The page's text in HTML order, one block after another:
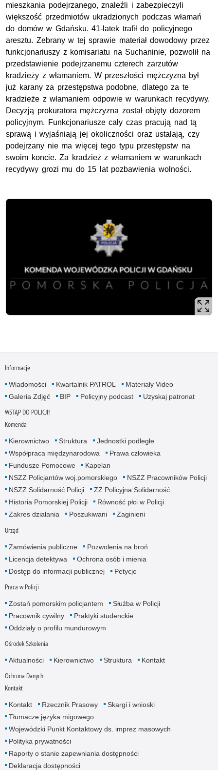
mieszkania podejrzanego, znaleźli i zabezpieczyli
większość przedmiotów ukradzionych podczas włamań
do domów w Gdańsku. 41-latek trafił do policyjnego
aresztu. Zebrany w tej sprawie materiał dowodowy przez
funkcjonariuszy z komisariatu na Suchaninie, pozwolił na
przedstawienie podejrzanemu czterech zarzutów
kradzieży z włamaniem. W przeszłości mężczyzna był
już karany za przestępstwa podobne, dlatego za te
kradzieże z włamaniem odpowie w warunkach recydywy.
Decyzją prokuratora mężczyzna został objęty dozorem
policyjnym. Funkcjonariusze cały czas pracują nad tą
sprawą i wyjaśniają jej okoliczności oraz ustalają, czy
podejrzany nie ma więcej tego typu przestępstw na
swoim koncie. Za kradzież z włamaniem w warunkach
recydywy grozi mu do 15 lat pozbawienia wolności.
Informacje
Wiadomości Kwartalnik PATROL
Materiały Video
Galeria Zdjęć
BIP Policyjny podcast Uzyskaj patronat
WSTĄP DO POLICJI!
Komenda
Kierownictwo Struktura
Jednostki podległe
Współpraca międzynarodowa
Prawa człowieka
Fundusze Pomocowe
Kapelan
NSZZ Policjantów woj.pomorskiego
NSZZ Pracowników Policji
NSZZ Solidarność Policji
ZZ Policyjna Solidarność
Historia Pomorskiej Policji
Równość płci w Policji
Zakres działania
Poszukiwani Zaginieni
Urząd
Zamówienia publiczne
Pozwolenia na broń
Licencja detektywa
Ochrona osób i mienia
Dostęp do informacji publicznej
Petycje
Praca w Policji
Zostań pomorskim policjantem
Służba w Policji
Pracownik cywilny
Praktyki studenckie
Oddziały o profilu mundurowym
Ośrodek Szkolenia
Aktualności Kierownictwo Struktura Kontakt
Ochrona Danych
Kontakt
Kontakt Rzecznik Prasowy
Skargi i wnioski
Tłumacze języka migowego
Wojewódzki Punkt Kontaktowy ds. imprez masowych
Polityka prywatności
Raporty o stanie zapewniania dostępności
Deklaracja dostępności